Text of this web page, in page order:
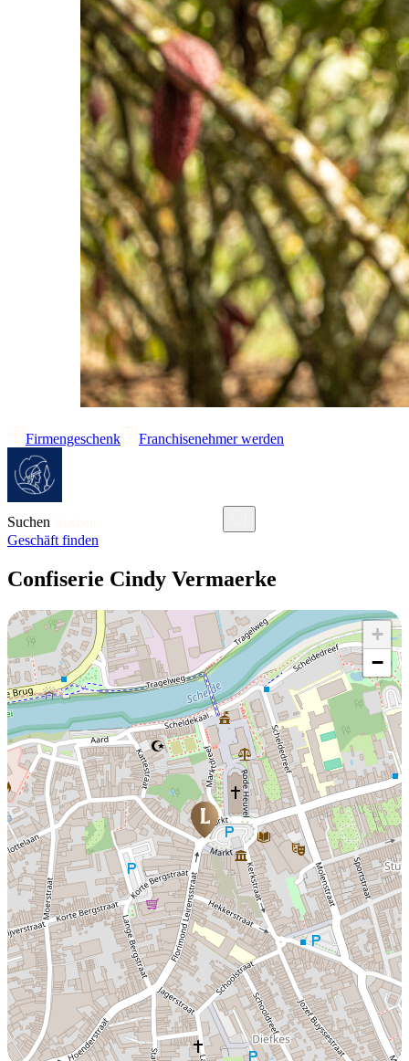
Firmengeschenk Franchisenehmer werden
Suchen
Geschäft finden
Confiserie Cindy Vermaerke
+
−